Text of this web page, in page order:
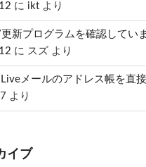
に ikt より
新プログラムを確認してい
に スズ より
メールのアドレス帳を直
より
イブ